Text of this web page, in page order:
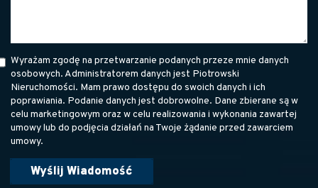
Wyrażam zgodę na przetwarzanie podanych przeze mnie danych
osobowych. Administratorem danych jest Piotrowski
Nieruchomości. Mam prawo dostępu do swoich danych i ich
poprawiania. Podanie danych jest dobrowolne. Dane zbierane są w
celu marketingowym oraz w celu realizowania i wykonania zawartej
umowy lub do podjęcia działań na Twoje żądanie przed zawarciem
umowy.